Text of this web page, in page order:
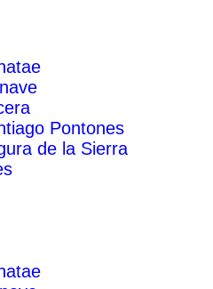
Pontones
de la Sierra